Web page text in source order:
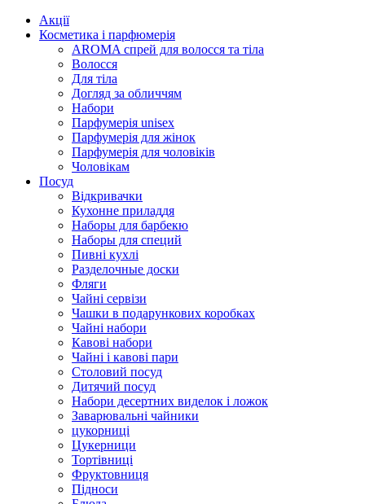
Акції
Косметика і парфюмерія
AROMA спрей для волосся та тіла
Волосся
Для тіла
Догляд за обличчям
Набори
Парфумерія unisex
Парфумерія для жінок
Парфумерія для чоловіків
Чоловікам
Посуд
Відкривачки
Кухонне приладдя
Наборы для барбекю
Наборы для специй
Пивні кухлі
Разделочные доски
Фляги
Чайні сервізи
Чашки в подарункових коробках
Чайні набори
Кавові набори
Чайні і кавові пари
Столовий посуд
Дитячий посуд
Набори десертних виделок і ложок
Заварювальні чайники
цукорниці
Цукерници
Тортівниці
Фруктовниця
Підноси